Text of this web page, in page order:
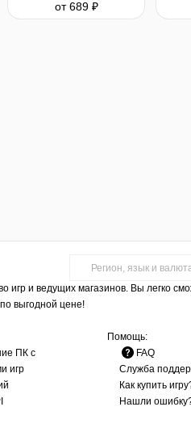
от 689 ₽
Регион, язык и
игр и ведущих магазинов. Вы легко
выгодной цене!
ПК с
игр
Помощь:
FAQ
Служба
Как купить
Нашли